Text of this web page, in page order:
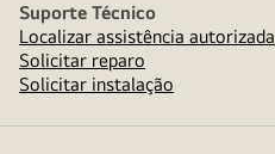
Suporte Técnico
Localizar assistência autorizada
Solicitar reparo
Solicitar instalação